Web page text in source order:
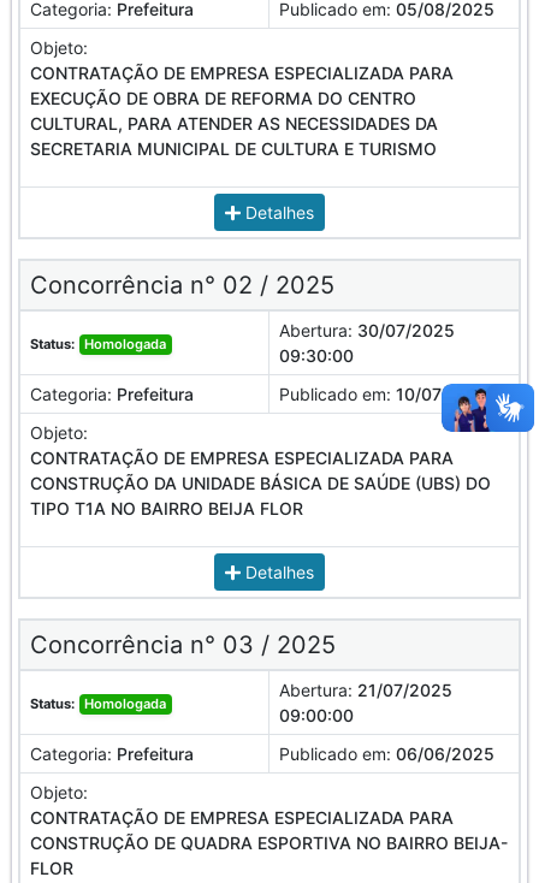
Categoria: Prefeitura Publicado em: 05/08/2025
Objeto:
CONTRATAÇÃO DE EMPRESA ESPECIALIZADA PARA
EXECUÇÃO DE OBRA DE REFORMA DO CENTRO
CULTURAL, PARA ATENDER AS NECESSIDADES DA
SECRETARIA MUNICIPAL DE CULTURA E TURISMO
Detalhes
Concorrência n° 02 / 2025
Status: Homologada
Abertura: 30/07/2025
09:30:00
Categoria: Prefeitura Publicado em: 10/07/2025
Objeto:
CONTRATAÇÃO DE EMPRESA ESPECIALIZADA PARA
CONSTRUÇÃO DA UNIDADE BÁSICA DE SAÚDE (UBS) DO
TIPO T1A NO BAIRRO BEIJA FLOR
Detalhes
Concorrência n° 03 / 2025
Status: Homologada
Abertura: 21/07/2025
09:00:00
Categoria: Prefeitura Publicado em: 06/06/2025
Objeto:
CONTRATAÇÃO DE EMPRESA ESPECIALIZADA PARA
CONSTRUÇÃO DE QUADRA ESPORTIVA NO BAIRRO BEIJA-
FLOR